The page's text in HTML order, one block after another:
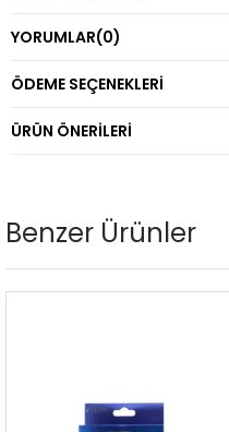
YORUMLAR(0)
ÖDEME SEÇENEKLERI
ÜRÜN ÖNERILERI
Benzer Ürünler